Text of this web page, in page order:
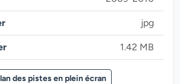
jpg
1.42 MB
des pistes en plein écran